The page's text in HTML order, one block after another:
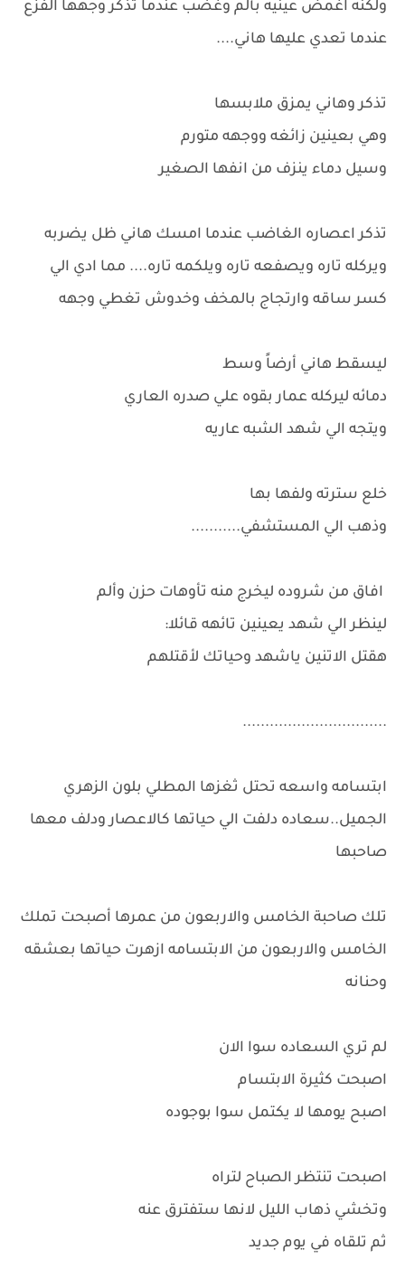
ولكنه اغمض عينيه بألم وغضب عندما تذكر وجهها الفزع
عندما تعدي عليها هاني....
تذكر وهاني يمزق ملابسها
وهي بعينين زائغه ووجهه متورم
وسيل دماء ينزف من انفها الصغير
تذكر اعصاره الغاضب عندما امسك هاني ظل يضربه
ويركله تاره ويصفعه تاره ويلكمه تاره.... مما ادي الي
كسر ساقه وارتجاج بالمخف وخدوش تغطي وجهه
ليسقط هاني أرضاً وسط
دمائه ليركله عمار بقوه علي صدره العاري
ويتجه الي شهد الشبه عاريه
خلع سترته ولفها بها
وذهب الي المستشفي...........
افاق من شروده ليخرج منه تأوهات حزن وألم
لينظر الي شهد يعينين تائهه قائلا:
هقتل الاتنين ياشهد وحياتك لأقتلهم
................................
ابتسامه واسعه تحتل ثغزها المطلي بلون الزهري
الجميل..سعاده دلفت الي حياتها كالاعصار ودلف معها
صاحبها
تلك صاحبة الخامس والاربعون من عمرها أصبحت تملك
الخامس والاربعون من الابتسامه ازهرت حياتها بعشقه
وحنانه
لم تري السعاده سوا الان
اصبحت كثيرة الابتسام
اصبح يومها لا يكتمل سوا بوجوده
اصبحت تنتظر الصباح لتراه
وتخشي ذهاب الليل لانها ستفترق عنه
ثم تلقاه في يوم جديد